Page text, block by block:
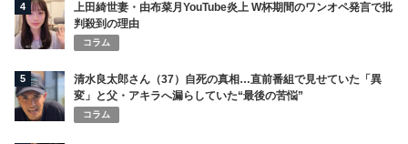
4
上田綺世妻・由布菜月YouTube炎上 W杯期間のワンオペ発言で批
判殺到の理由
コラム
5
清水良太郎さん（37）自死の真相…直前番組で見せていた「異
変」と父・アキラへ漏らしていた“最後の苦悩”
コラム